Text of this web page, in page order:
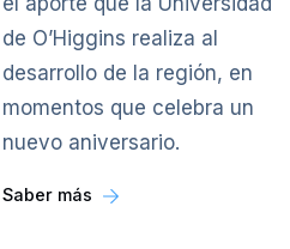
de O’Higgins realiza al
desarrollo de la región, en
momentos que celebra un
nuevo aniversario.
Saber más